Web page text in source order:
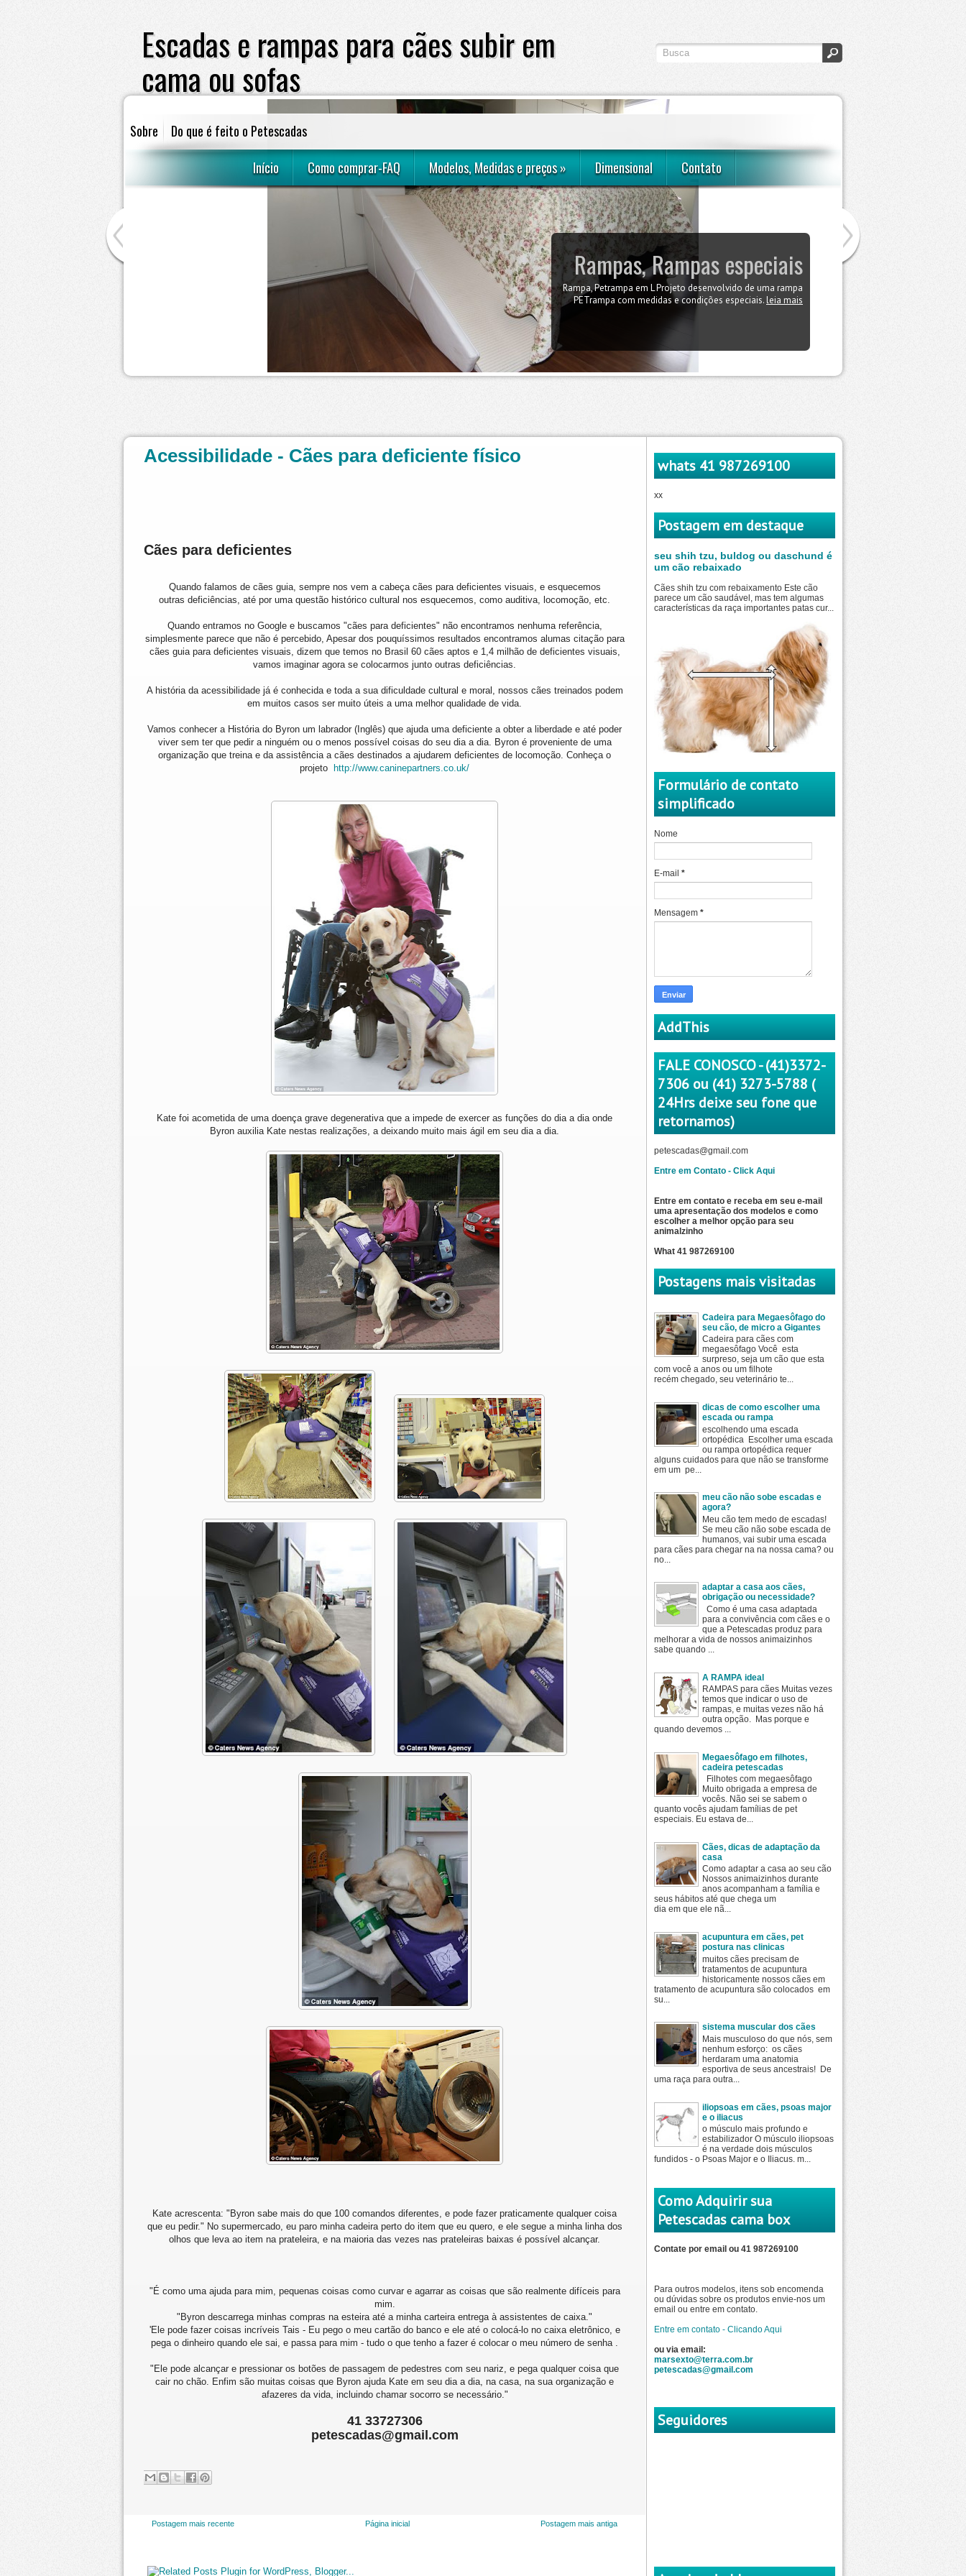
Escadas e rampas para cães subir em
cama ou sofas
escadas e rampas para cães subir em sofá ou cama
Sobre
Do que é feito o Petescadas
Início
Como comprar-FAQ Modelos, Medidas e preços» Dimensional Contato
Rampas, Rampas especiais
Rampa, Petrampa em L Projeto desenvolvido de uma rampa
PETrampa com medidas e condições especiais.leia mais
Quarto de casal
Como obter a melhor opção para manter seu filhote no
quarto do casal com conforto e sem destruir a harmonia do
Acessibilidade - Cães para deficiente físico
Cães para deficientes
Quando falamos de cães guia, sempre nos vem a cabeça cães para deficientes visuais, e esquecemos
outras deficiências, até por uma questão histórico cultural nos esquecemos, como auditiva, locomoção, etc.
Quando entramos no Google e buscamos "cães para deficientes" não encontramos nenhuma referência,
simplesmente parece que não é percebido, Apesar dos pouquíssimos resultados encontramos alumas citação para
cães guia para deficientes visuais, dizem que temos no Brasil 60 cães aptos e 1,4 milhão de deficientes visuais,
vamos imaginar agora se colocarmos junto outras deficiências.
A história da acessibilidade já é conhecida e toda a sua dificuldade cultural e moral, nossos cães treinados podem
em muitos casos ser muito úteis a uma melhor qualidade de vida.
Vamos conhecer a História do Byron um labrador (Inglês) que ajuda uma deficiente a obter a liberdade e até poder
viver sem ter que pedir a ninguém ou o menos possível coisas do seu dia a dia. Byron é proveniente de uma
organização que treina e da assistência a cães destinados a ajudarem deficientes de locomoção. Conheça o
projeto
http://www.caninepartners.co.uk/
Kate foi acometida de uma doença grave degenerativa que a impede de exercer as funções do dia a dia onde
Byron auxilia Kate nestas realizações, a deixando muito mais ágil em seu dia a dia.
Kate acrescenta: "Byron sabe mais do que 100 comandos diferentes, e pode fazer praticamente qualquer coisa
que eu pedir." No supermercado, eu paro minha cadeira perto do item que eu quero, e ele segue a minha linha dos
olhos que leva ao item na prateleira, e na maioria das vezes nas prateleiras baixas é possível alcançar.
"É como uma ajuda para mim, pequenas coisas como curvar e agarrar as coisas que são realmente difíceis para
mim.
"Byron descarrega minhas compras na esteira até a minha carteira entrega à assistentes de caixa."
'Ele pode fazer coisas incríveis Tais - Eu pego o meu cartão do banco e ele até o colocá-lo no caixa eletrônico, e
pega o dinheiro quando ele sai, e passa para mim - tudo o que tenho a fazer é colocar o meu número de senha .
"Ele pode alcançar e pressionar os botões de passagem de pedestres com seu nariz, e pega qualquer coisa que
cair no chão. Enfim são muitas coisas que Byron ajuda Kate em seu dia a dia, na casa, na sua organização e
afazeres da vida, incluindo chamar socorro se necessário."
41 33727306
petescadas@gmail.com
Postagem mais recente Postagem mais antiga
Página inicial
whats 41 987269100
xx
Postagem em destaque
seu shih tzu, buldog ou daschund é
um cão rebaixado
Cães shih tzu com rebaixamento Este cão
parece um cão saudável, mas tem algumas
características da raça importantes patas cur...
Formulário de contato
simplificado
Nome
E-mail *
Mensagem *
AddThis
FALE CONOSCO - (41)3372-
7306 ou (41) 3273-5788 (
24Hrs deixe seu fone que
retornamos)
petescadas@gmail.com
Entre em Contato - Click Aqui
Entre em contato e receba em seu e-mail
uma apresentação dos modelos e como
escolher a melhor opção para seu
animalzinho
What 41 987269100
Postagens mais visitadas
Cadeira para Megaesôfago do
seu cão, de micro a Gigantes
Cadeira para cães com
megaesôfago Você esta
surpreso, seja um cão que esta
com você a anos ou um filhote
recém chegado, seu veterinário te...
dicas de como escolher uma
escada ou rampa
escolhendo uma escada
ortopédica Escolher uma escada
ou rampa ortopédica requer
alguns cuidados para que não se transforme
em um pe...
meu cão não sobe escadas e
agora?
Meu cão tem medo de escadas!
Se meu cão não sobe escada de
humanos, vai subir uma escada
para cães para chegar na na nossa cama? ou
no...
adaptar a casa aos cães,
obrigação ou necessidade?
Como é uma casa adaptada
para a convivência com cães e o
que a Petescadas produz para
melhorar a vida de nossos animaizinhos
sabe quando ...
A RAMPA ideal
RAMPAS para cães Muitas vezes
temos que indicar o uso de
rampas, e muitas vezes não há
outra opção. Mas porque e
quando devemos ...
Megaesôfago em filhotes,
cadeira petescadas
Filhotes com megaesôfago
Muito obrigada a empresa de
vocês. Não sei se sabem o
quanto vocês ajudam famílias de pet
especiais. Eu estava de...
Cães, dicas de adaptação da
casa
Como adaptar a casa ao seu cão
Nossos animaizinhos durante
anos acompanham a família e
seus hábitos até que chega um
dia em que ele nã...
acupuntura em cães, pet
postura nas clinicas
muitos cães precisam de
tratamentos de acupuntura
historicamente nossos cães em
tratamento de acupuntura são colocados em
su...
sistema muscular dos cães
Mais musculoso do que nós, sem
nenhum esforço: os cães
herdaram uma anatomia
esportiva de seus ancestrais! De
uma raça para outra...
iliopsoas em cães, psoas major
e o iliacus
o músculo mais profundo e
estabilizador O músculo iliopsoas
é na verdade dois músculos
fundidos - o Psoas Major e o Iliacus. m...
Como Adquirir sua
Petescadas cama box
Contate por email ou 41 987269100
Para outros modelos, itens sob encomenda
ou dúvidas sobre os produtos envie-nos um
email ou entre em contato.
Entre em contato - Clicando Aqui
ou via email:
marsexto@terra.com.br
petescadas@gmail.com
Seguidores